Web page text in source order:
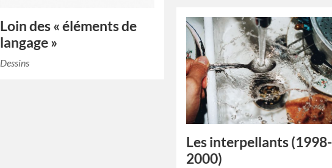
Loin des « éléments de
langage »
Dessins
Les interpellants (1998-
2000)